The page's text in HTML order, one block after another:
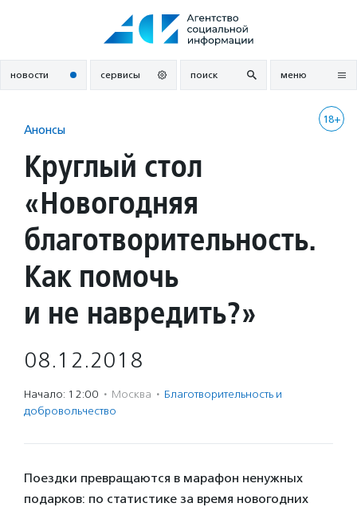
новости сервисы поиск меню
18+
Анонсы
Круглый стол
«Новогодняя
благотворительность.
Как помочь
и не навредить?»
08.12.2018
Начало: 12:00 · Москва · Благотвори­тель­ность и
доброволь­чест­во
Поездки превращаются в марафон ненужных
подарков: по статистике за время новогодних